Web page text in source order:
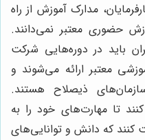
مدارک آموزش از راه
حضوری معتبر نمی‌دانند.
باید در دوره‌هایی شرکت
معتبر ارائه می‌شوند و
ذیصلاح هستند.
تا مهارت‌های خود را به
کنند که دانش و توانایی‌های